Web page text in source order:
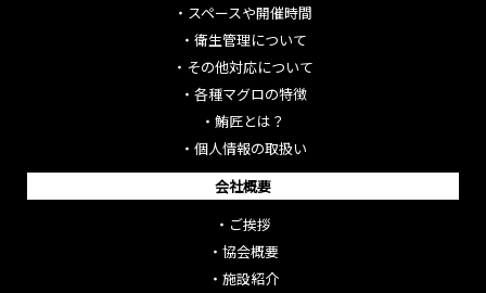
・ スペースや開催時間
・ 衛生管理について
・ その他対応について
・ 各種マグロの特徴
・ 鮪匠とは？
・ 個人情報の取扱い
会社概要
・ ご挨拶
・ 協会概要
・ 施設紹介